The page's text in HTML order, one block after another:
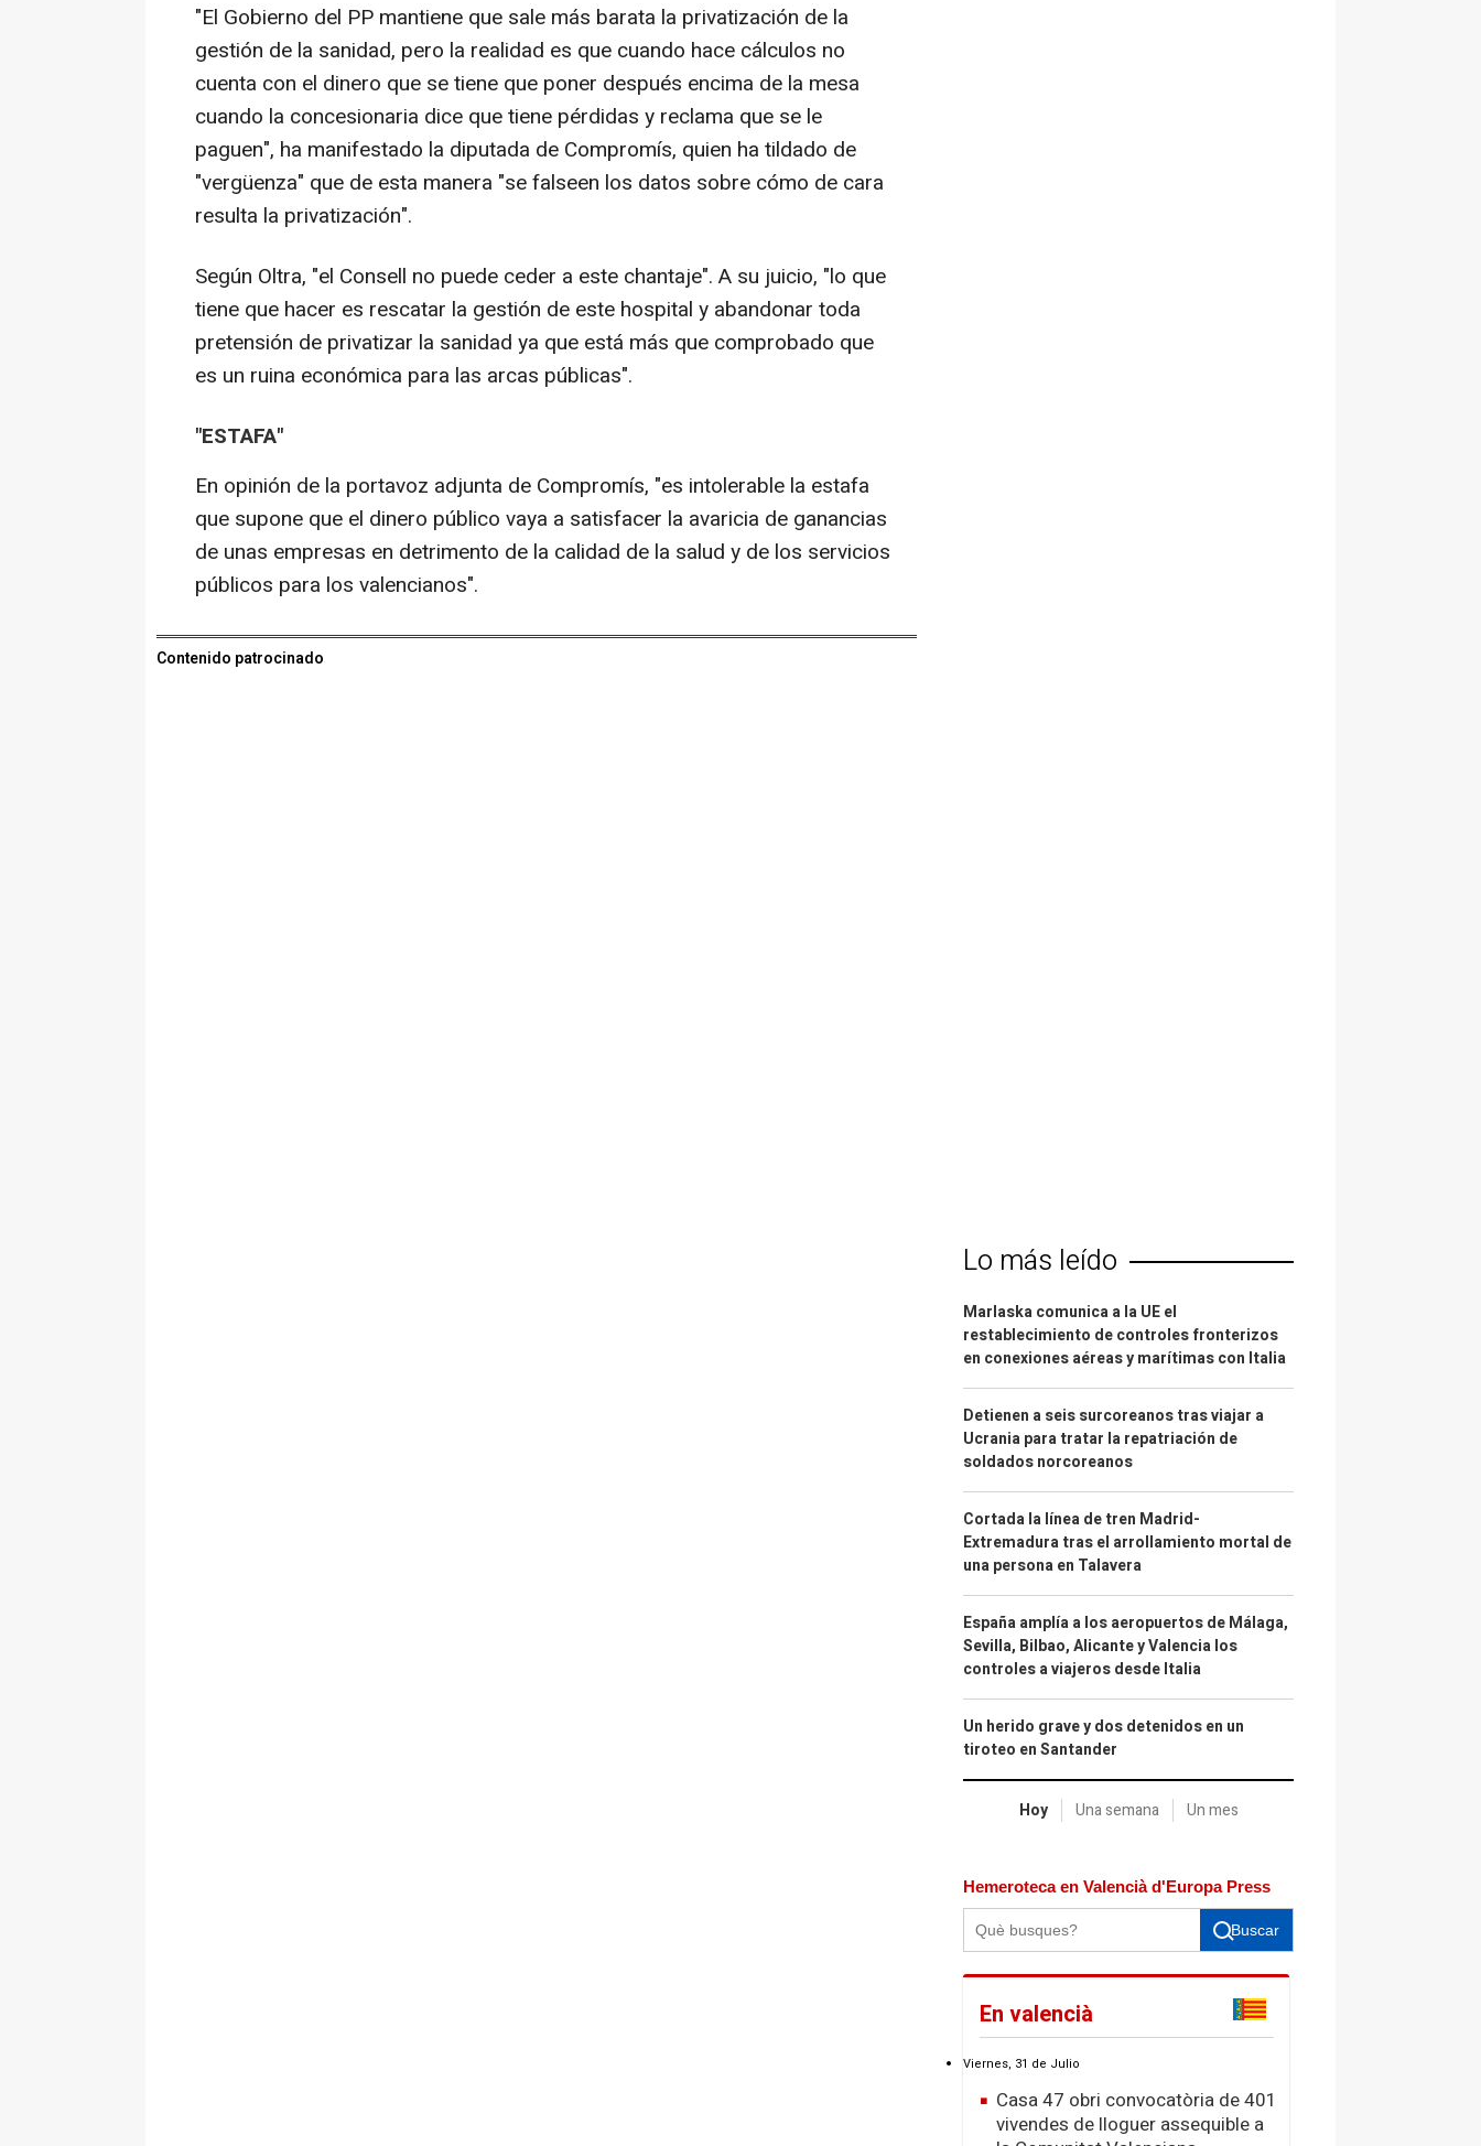
"El Gobierno del PP mantiene que sale más barata la privatización de la
gestión de la sanidad, pero la realidad es que cuando hace cálculos no
cuenta con el dinero que se tiene que poner después encima de la mesa
cuando la concesionaria dice que tiene pérdidas y reclama que se le
paguen", ha manifestado la diputada de Compromís, quien ha tildado de
"vergüenza" que de esta manera "se falseen los datos sobre cómo de cara
resulta la privatización".
Según Oltra, "el Consell no puede ceder a este chantaje". A su juicio, "lo que
tiene que hacer es rescatar la gestión de este hospital y abandonar toda
pretensión de privatizar la sanidad ya que está más que comprobado que
es un ruina económica para las arcas públicas".
"ESTAFA"
En opinión de la portavoz adjunta de Compromís, "es intolerable la estafa
que supone que el dinero público vaya a satisfacer la avaricia de ganancias
de unas empresas en detrimento de la calidad de la salud y de los servicios
públicos para los valencianos".
Contenido patrocinado
Lo más leído
Marlaska comunica a la UE el
restablecimiento de controles fronterizos
en conexiones aéreas y marítimas con Italia
Detienen a seis surcoreanos tras viajar a
Ucrania para tratar la repatriación de
soldados norcoreanos
Cortada la línea de tren Madrid-
Extremadura tras el arrollamiento mortal de
una persona en Talavera
España amplía a los aeropuertos de Málaga,
Sevilla, Bilbao, Alicante y Valencia los
controles a viajeros desde Italia
Un herido grave y dos detenidos en un
tiroteo en Santander
Hoy Una semana Un mes
Hemeroteca en Valencià d'Europa Press
Buscar
En valencià
Viernes, 31 de Julio
Casa 47 obri convocatòria de 401
vivendes de lloguer assequible a